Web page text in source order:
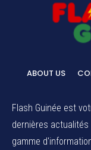
ABOUT US
Flash Guinée est
dernières actualités
gamme